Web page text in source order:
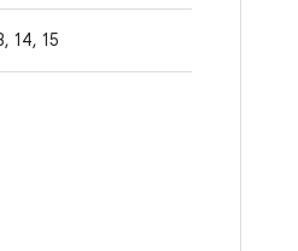
14, 15